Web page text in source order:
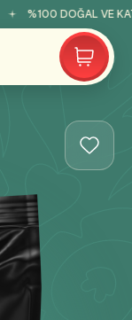
%100 DOĞAL VE